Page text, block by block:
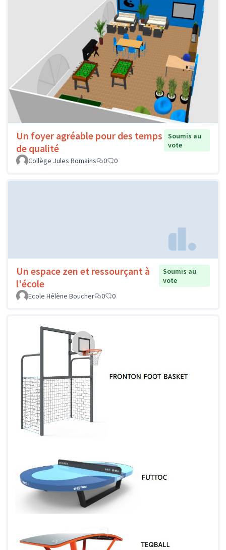
Un foyer agréable pour des temps
de qualité
Soumis au
vote
Collège Jules Romains
0 0
Un espace zen et ressourçant à
l'école
Soumis au
vote
Ecole Hélène Boucher
0 0